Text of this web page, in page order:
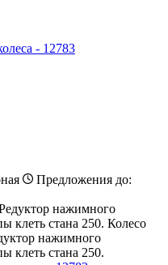
- 12783
Предложения до:
нажимного
клеть стана 250. Колесо
нажимного
клеть стана 250.